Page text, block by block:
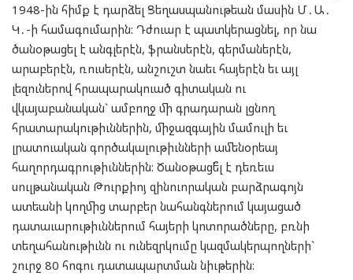
1948-ին հիմք է դարձել Ցեղասպանութեան մասին Մ․Ա․
Կ․-ի համագումարին: Դժուար է պատկերացնել, որ նա
ծանօթացել է անգլերէն, ֆրանսերէն, գերմաներէն,
արաբերէն, ռուսերէն, անշուշտ նաեւ հայերէն եւ այլ
լեզուներով հրապարակուած գիտական ու
վկայաբանական` ամբողջ մի գրադարան լցնող
հրատարակութիւններին, միջազգային մամուլի եւ
լրատուական գործակալութիւնների ամենօրեայ
հաղորդագրութիւններին: Ծանօթացե՞լ է դեռեւս
սուլթանական Թուրքիոյ զինուորական բարձրագոյն
ատեանի կողմից տարբեր նահանգներում կայացած
դատաւարութիւններում հայերի կոտորածները, բռնի
տեղահանութիւնն ու ունեզրկումը կազմակերպողների`
շուրջ 80 հոգու դատապարտման նիւթերին: